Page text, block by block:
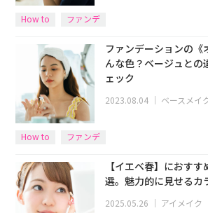
How to ファンデ
ファンデーションの
んな色？ベージュとの
ェック
2023.08.04 ｜ ベースメイ
How to ファンデ
【イエベ春】におす
選。魅力的に見せるカ
2025.05.26 ｜ アイメイク